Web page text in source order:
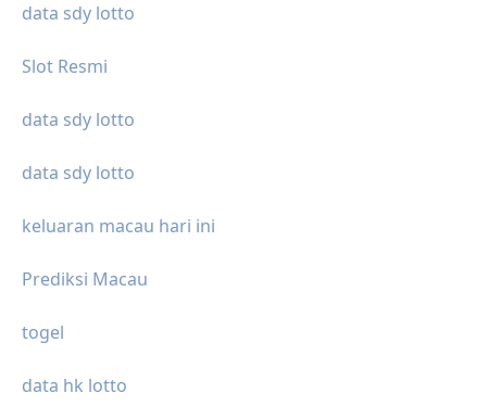
data sdy lotto
Slot Resmi
data sdy lotto
data sdy lotto
keluaran macau hari ini
Prediksi Macau
togel
data hk lotto